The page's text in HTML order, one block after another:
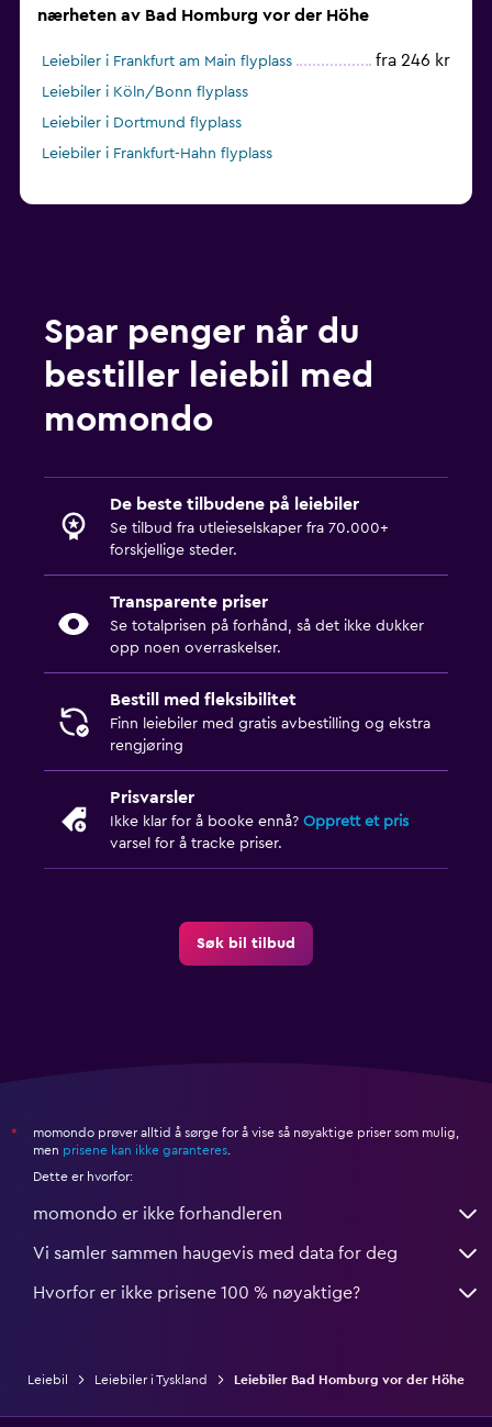
nærheten av Bad Homburg vor der Höhe
Leiebiler i Frankfurt am Main flyplass fra 246 kr
Leiebiler i Köln/Bonn flyplass
Leiebiler i Dortmund flyplass
Leiebiler i Frankfurt-Hahn flyplass
Spar penger når du
bestiller leiebil med
momondo
De beste tilbudene på leiebiler
Se tilbud fra utleieselskaper fra 70.000+
forskjellige steder.
Transparente priser
Se totalprisen på forhånd, så det ikke dukker
opp noen overraskelser.
Bestill med fleksibilitet
Finn leiebiler med gratis avbestilling og ekstra
rengjøring
Prisvarsler
Ikke klar for å booke ennå? Opprett et pris
varsel for å tracke priser.
Søk bil tilbud
*
momondo prøver alltid å sørge for å vise så nøyaktige priser som mulig,
men prisene kan ikke garanteres.
Dette er hvorfor:
momondo er ikke forhandleren
Vi samler sammen haugevis med data for deg
Hvorfor er ikke prisene 100 % nøyaktige?
Leiebil Leiebiler i Tyskland Leiebiler Bad Homburg vor der Höhe